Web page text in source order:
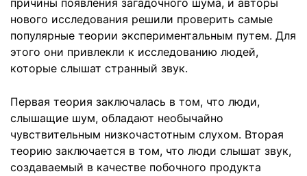
причины появления загадочного шума, и авторы
нового исследования решили проверить самые
популярные теории экспериментальным путем. Для
этого они привлекли к исследованию людей,
которые слышат странный звук.
Первая теория заключалась в том, что люди,
слышащие шум, обладают необычайно
чувствительным низкочастотным слухом. Вторая
теорию заключается в том, что люди слышат звук,
создаваемый в качестве побочного продукта